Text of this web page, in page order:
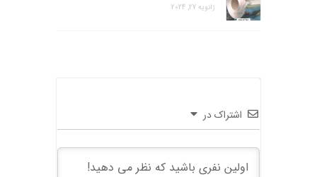
ژانویه 27, 2024
اشتراک در